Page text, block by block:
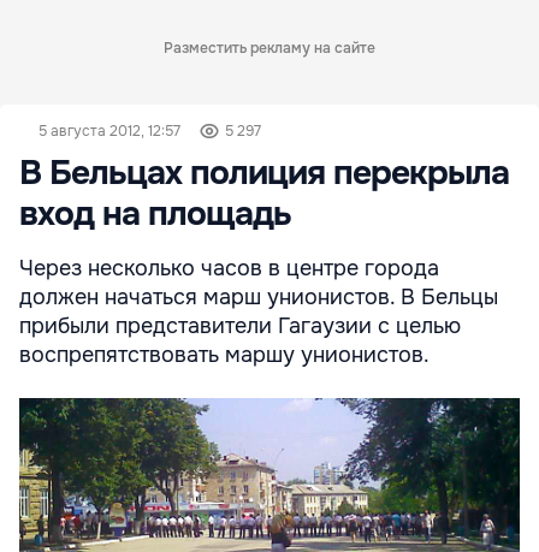
Разместить рекламу на сайте
5 августа 2012, 12:57 5 297
В Бельцах полиция перекрыла
вход на площадь
Через несколько часов в центре города
должен начаться марш унионистов. В Бельцы
прибыли представители Гагаузии с целью
воспрепятствовать маршу унионистов.